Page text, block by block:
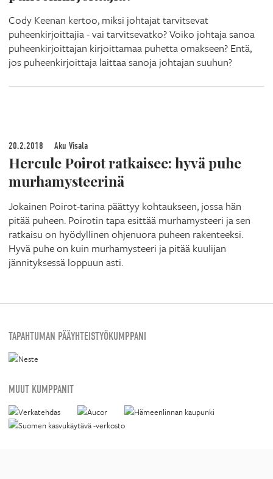
Cody Keenan kertoo, miksi johtajat tarvitsevat
puheenkirjoittajia - vai tarvitsevatko? Voiko johtaja sanoa
puheenkirjoittajan kirjoittamaa puhetta omakseen? Entä,
jos puheenkirjoittaja laittaa sanoja johtajan suuhun?
20.2.2018 Aku Visala
Hercule Poirot ratkaisee: hyvä puhe
murhamysteerinä
Jokainen Poirot-tarina päättyy kohtaukseen, jossa hän
pitää puheen. Poirotin tapa esittää murhamysteeri ja sen
ratkaisu on hyödyllinen ohjenuora puheen rakenteeksi.
Hyvä puhe on kuin murhamysteeri ja pitää kuulijan
jännityksessä loppuun asti.
TAPAHTUMAN PÄÄYHTEISTYÖKUMPPANI
MUUT KUMPPANIT